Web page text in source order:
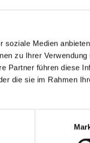
soziale Medien
zu Ihrer Verwendung
Partner führen diese
die sie im Rahmen